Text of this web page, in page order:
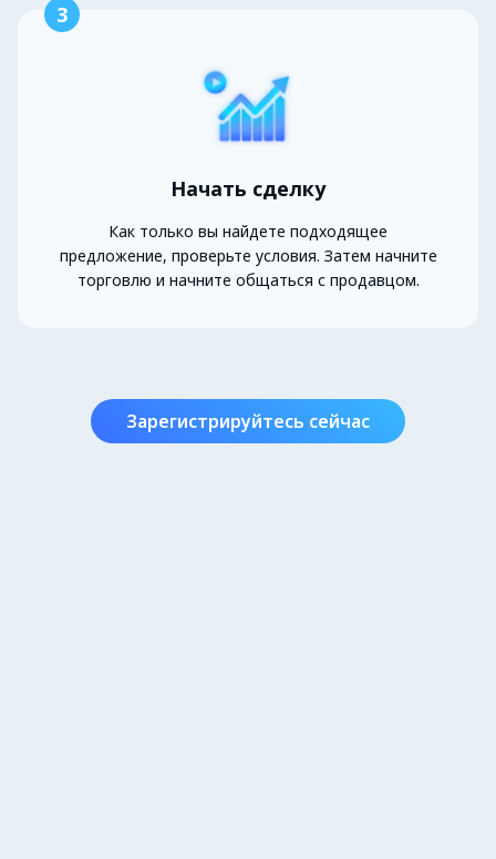
3
Начать сделку
Как только вы найдете подходящее
предложение, проверьте условия. Затем начните
торговлю и начните общаться с продавцом.
Зарегистрируйтесь сейчас